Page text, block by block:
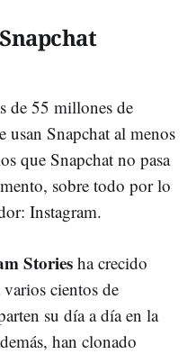
de 55 millones de
usan Snapchat al menos
que Snapchat no pasa
sobre todo por lo
Instagram.
Storiesha crecido
cientos de
su día a día en la
han clonado